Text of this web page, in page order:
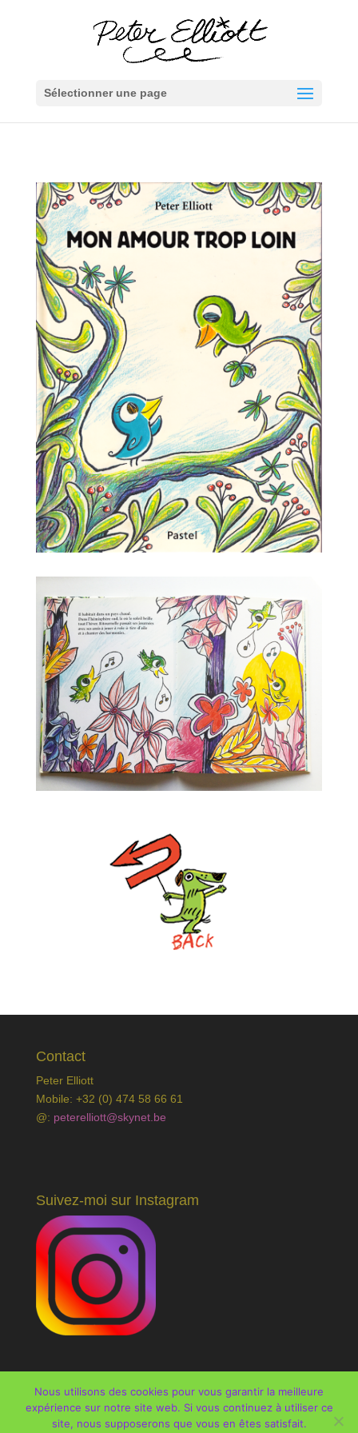
Sélectionner une page
Contact
Peter Elliott
Mobile: +32 (0) 474 58 66 61
@: peterelliott@skynet.be
Suivez-moi sur Instagram
Tous droits réservés @peterelliott | webdesign :
Nous utilisons des cookies pour vous garantir la meilleure
expérience sur notre site web. Si vous continuez à utiliser ce
site, nous supposerons que vous en êtes satisfait.